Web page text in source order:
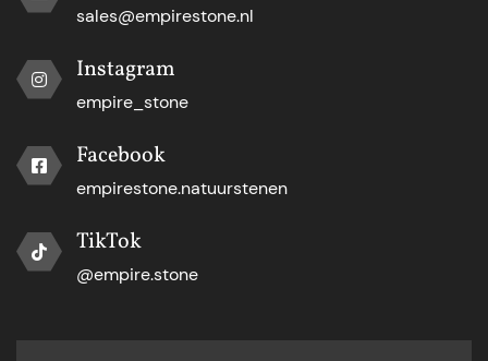
sales@empirestone.nl
Instagram
empire_stone
Facebook
empirestone.natuurstenen
TikTok
@empire.stone